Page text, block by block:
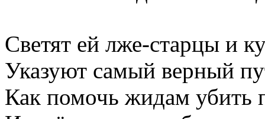
Светят ей лже-старцы и
Указуют самый верный
Как помочь жидам убить